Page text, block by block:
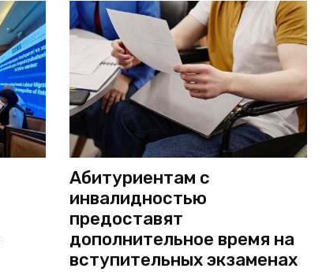
Абитуриентам с
инвалидностью
предоставят
дополнительное время на
вступительных экзаменах